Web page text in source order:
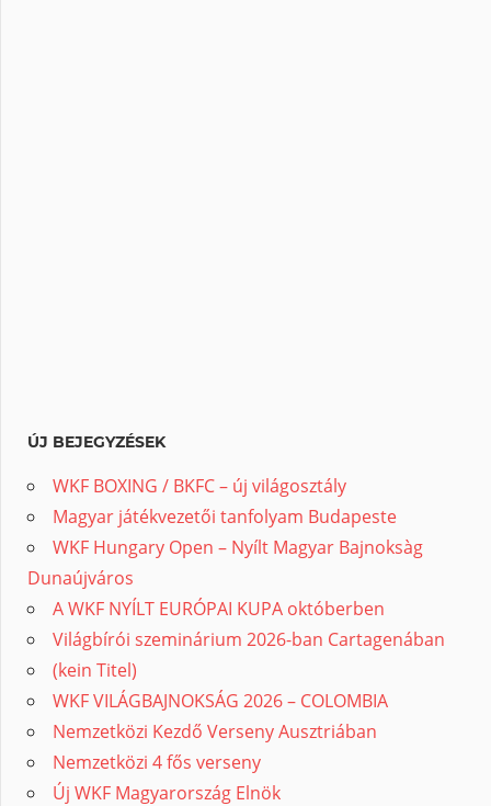
ÚJ BEJEGYZÉSEK
WKF BOXING / BKFC – új világosztály
Magyar játékvezetői tanfolyam Budapeste
WKF Hungary Open – Nyílt Magyar Bajnoksàg
Dunaújváros
A WKF NYÍLT EURÓPAI KUPA októberben
Világbírói szeminárium 2026-ban Cartagenában
(kein Titel)
WKF VILÁGBAJNOKSÁG 2026 – COLOMBIA
Nemzetközi Kezdő Verseny Ausztriában
Nemzetközi 4 fős verseny
Új WKF Magyarország Elnök